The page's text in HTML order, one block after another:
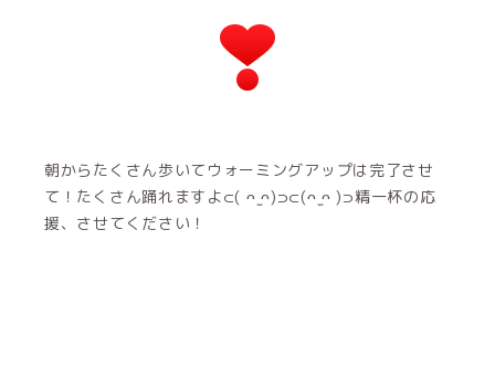
朝からたくさん歩いてウォーミングアップは完了させ
て！たくさん踊れますよ⊂( ᴖ ̫ᴖ)⊃⊂(ᴖ ̫ᴖ )⊃精一杯の応
援、させてください！